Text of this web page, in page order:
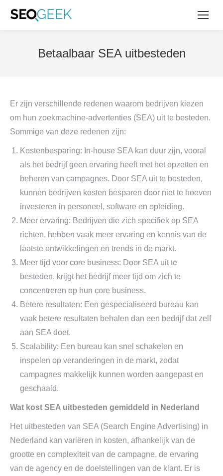
Betaalbaar SEA uitbesteden
Er zijn verschillende redenen waarom bedrijven kiezen
om hun zoekmachine-advertenties (SEA) uit te besteden.
Sommige van deze redenen zijn:
Kostenbesparing: In-house SEA kan duur zijn, vooral
als het bedrijf geen ervaring heeft met het opzetten en
beheren van campagnes. Door SEA uit te besteden,
kunnen bedrijven kosten besparen door niet te hoeven
investeren in personeel, software en opleiding.
Meer ervaring: Bedrijven die zich specifiek op SEA
richten, hebben vaak meer ervaring en kennis van de
laatste ontwikkelingen en trends in de markt.
Meer tijd voor core business: Door SEA uit te
besteden, krijgt het bedrijf meer tijd om zich te
concentreren op hun core business.
Betere resultaten: Een gespecialiseerd bureau kan
vaak betere resultaten behalen dan een bedrijf dat zelf
aan SEA doet.
Scalability: Een bureau kan snel schakelen en
inspelen op veranderingen in de markt, zodat
campagnes makkelijk kunnen worden aangepast en
geschaald.
Wat kost SEA uitbesteden gemiddeld in Nederland
Het uitbesteden van SEA (Search Engine Advertising) in
Nederland kan variëren in kosten, afhankelijk van de
grootte en complexiteit van de campagne, de ervaring
van de agency en de doelstellingen van de klant. Er is